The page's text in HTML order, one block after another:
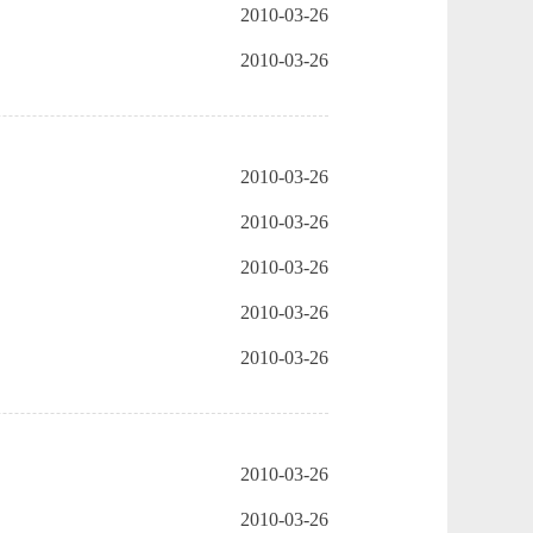
2010-03-26
2010-03-26
2010-03-26
2010-03-26
2010-03-26
2010-03-26
2010-03-26
2010-03-26
2010-03-26